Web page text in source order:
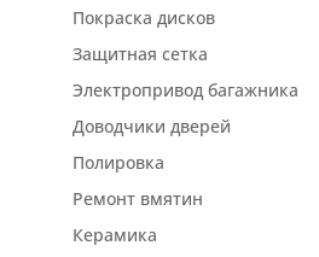
Покраска дисков
Защитная сетка
Электропривод багажника
Доводчики дверей
Полировка
Ремонт вмятин
Керамика